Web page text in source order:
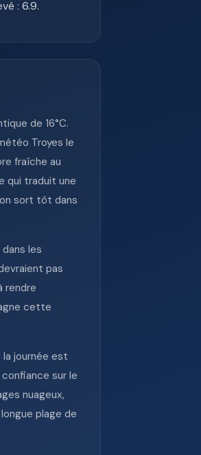
: 6.9.
de 16°C.
Troyes le
fraîche au
qui traduit une
sort tôt dans
les
pas
rendre
cette
journée est
sur le
nuageux,
plage de